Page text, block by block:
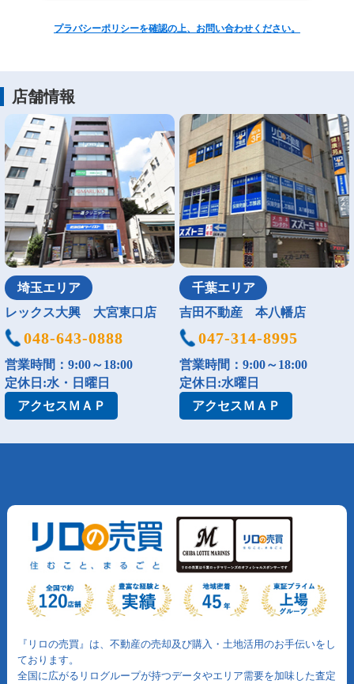
プラバシーポリシーを確認の上、お問い合わせください。
店舗情報
埼玉エリア
レックス大興 大宮東口店
048-643-0888
営業時間：9:00～18:00
定休日:水・日曜日
アクセスＭＡＰ
千葉エリア
吉田不動産 本八幡店
047-314-8995
営業時間：9:00～18:00
定休日:水曜日
アクセスＭＡＰ
『リロの売買』は、不動産の売却及び購入・土地活用のお手伝いをし
ております。
全国に広がるリログループが持つデータやエリア需要を加味した査定